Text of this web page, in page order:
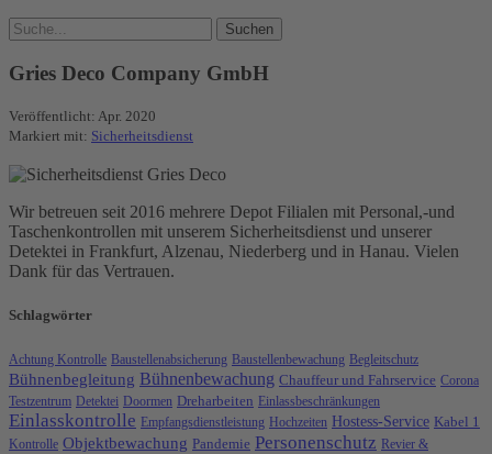
Gries Deco Company GmbH
Veröffentlicht: Apr. 2020
Markiert mit: Sicherheitsdienst
Wir betreuen seit 2016 mehrere Depot Filialen mit Personal,-und
Taschenkontrollen mit unserem Sicherheitsdienst und unserer
Detektei in Frankfurt, Alzenau, Niederberg und in Hanau. Vielen
Dank für das Vertrauen.
Schlagwörter
Achtung Kontrolle Baustellenabsicherung Baustellenbewachung Begleitschutz
Bühnenbegleitung Bühnenbewachung Chauffeur und Fahrservice Corona
Testzentrum Detektei Doormen Dreharbeiten Einlassbeschränkungen
Einlasskontrolle Empfangsdienstleistung Hochzeiten Hostess-Service Kabel 1
Kontrolle Objektbewachung Pandemie Personenschutz Revier &